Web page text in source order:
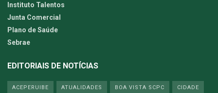
Instituto Talentos
Junta Comercial
Plano de Saúde
Sebrae
EDITORIAIS DE NOTÍCIAS
ACEPERUIBE ATUALIDADES BOA VISTA SCPC CIDADE